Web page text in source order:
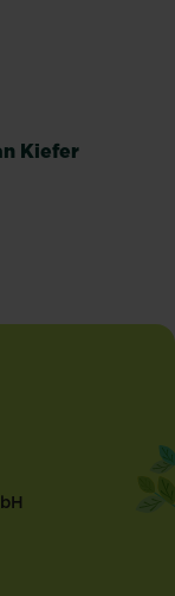
Kiefer
an Kiefer